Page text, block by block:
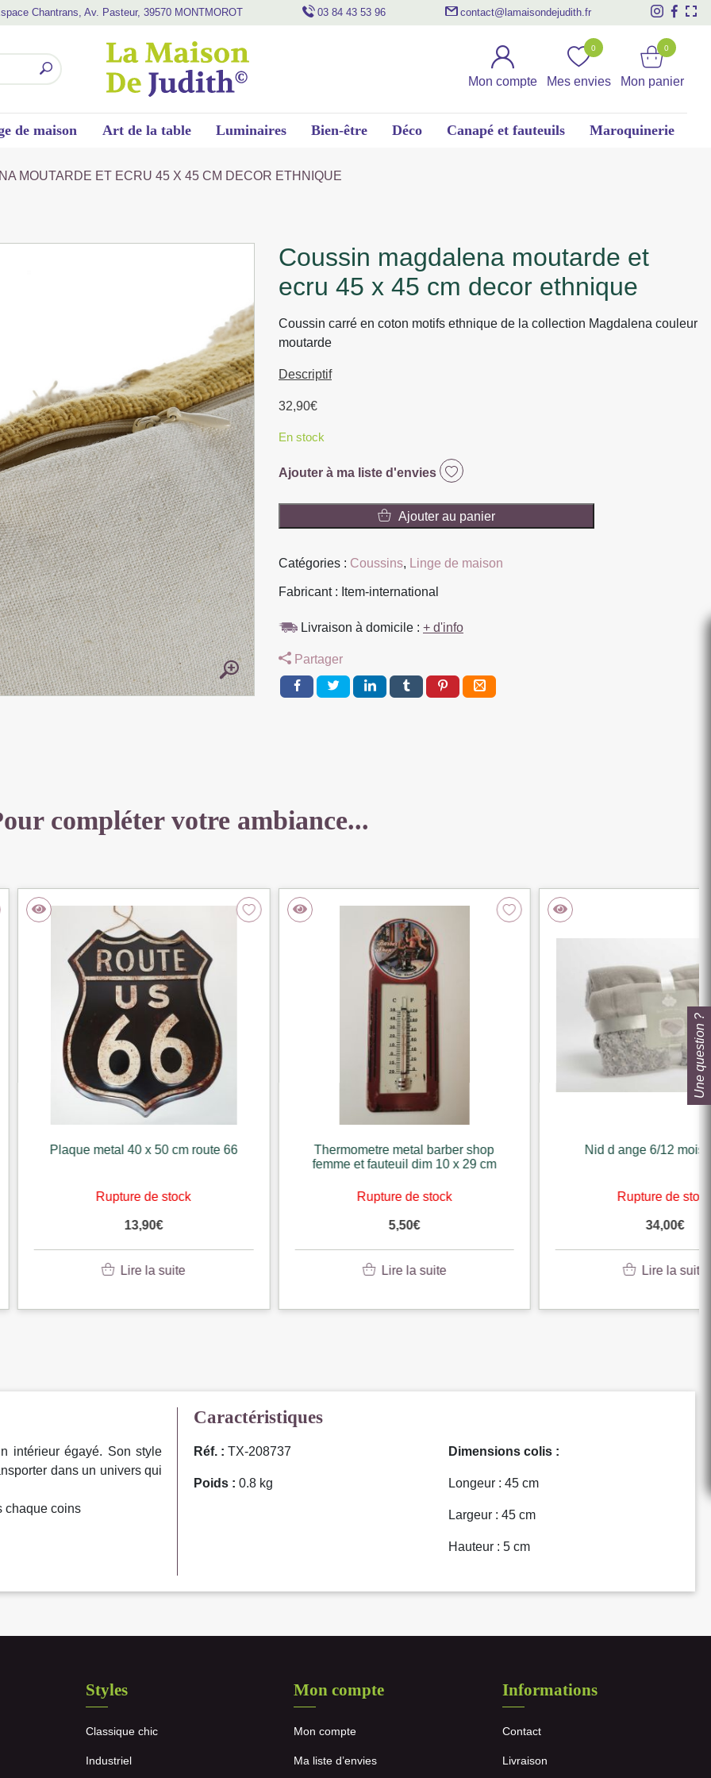
Chantrans, Av. Pasteur, 39570 MONTMOROT 03 84 43 53 96 contact@lamaisondejudith.fr
Mon compte Mes envies
0
Mon panier
0
de maison Art de la table Luminaires Bien-être Déco Canapé et fauteuils Maroquinerie
MOUTARDE ET ECRU 45 X 45 CM DECOR ETHNIQUE
coussin magdalena moutarde et
ecru 45 x 45 cm decor ethnique
Coussin carré en coton motifs ethnique de la collection Magdalena couleur
moutarde
Descriptif
32,90€
En stock
Ajouter à ma liste d'envies
de
MAGDALENA
MOUTARDE
ECRU
X
45
CM
Ajouter au panier
Catégories : Coussins, Linge de maison
Fabricant : Item-international
Livraison à domicile : + d'info
Partager
compléter votre ambiance...
40 x 50 cm route 66
Thermometre metal barber shop
femme et fauteuil dim 10 x 29 cm
Nid d ange 6/12 mois en gris
intérieur égayé. Son style
dans un univers qui
chaque coins
Caractéristiques
Réf. : TX-208737
Poids : 0.8 kg
Dimensions colis :
Longeur : 45 cm
Largeur : 45 cm
Hauteur : 5 cm
Styles
Classique chic
Industriel
Mon compte
Mon compte
Ma liste d’envies
Informations
Contact
Livraison
Une question ?